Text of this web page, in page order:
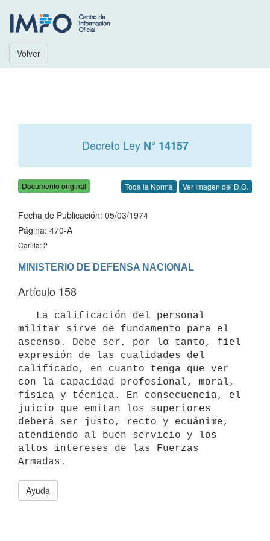
Volver
Decreto Ley N° 14157
Documento original Toda la Norma Ver Imagen del D.O.
Fecha de Publicación: 05/03/1974
Página: 470-A
Carilla: 2
MINISTERIO DE DEFENSA NACIONAL
Artículo 158
militar sirve de fundamento para el
ascenso. Debe ser, por lo tanto, fiel
expresión de las cualidades del
calificado, en cuanto tenga que ver
con la capacidad profesional, moral,
física y técnica. En consecuencia, el
juicio que emitan los superiores
deberá ser justo, recto y ecuánime,
atendiendo al buen servicio y los
altos intereses de las Fuerzas
Ayuda